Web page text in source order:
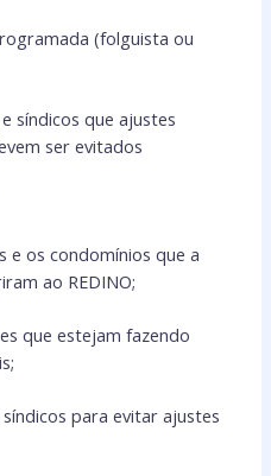
(folguista ou
síndicos que ajustes
ser evitados
e os condomínios que a
ao REDINO;
que estejam fazendo
para evitar ajustes